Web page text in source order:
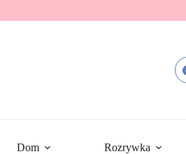
Dom Rozrywka